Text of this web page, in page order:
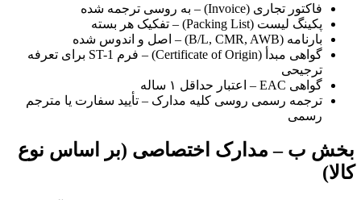
فاکتور تجاری (Invoice) – به روسی ترجمه شده
پکینگ لیست (Packing List) – تفکیک هر بسته
بارنامه (B/L, CMR, AWB) – اصل و اندوس شده
گواهی مبدأ (Certificate of Origin) – فرم ST-1 برای تعرفه
ترجیحی
گواهی EAC – اعتبار حداقل ۱ ساله
ترجمه رسمی روسی کلیه مدارک – تأیید سفارت یا مترجم
رسمی
بخش ب – مدارک اختصاصی (بر اساس نوع
کالا)